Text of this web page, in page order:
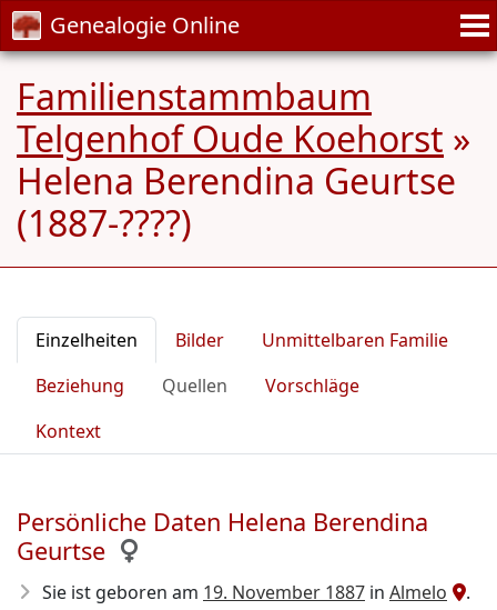
Genealogie Online
Familienstammbaum
Telgenhof Oude Koehorst »
Helena Berendina Geurtse
(1887-????)
Einzelheiten Bilder
Unmittelbaren Familie
Beziehung
Quellen
Vorschläge
Kontext
Persönliche Daten Helena Berendina
Geurtse
Sie ist geboren am 19. November 1887 in Almelo
.